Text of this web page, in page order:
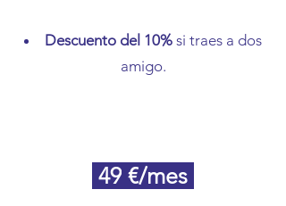
Descuento del 10% si traes a dos
amigo.​​​​
49 €/mes